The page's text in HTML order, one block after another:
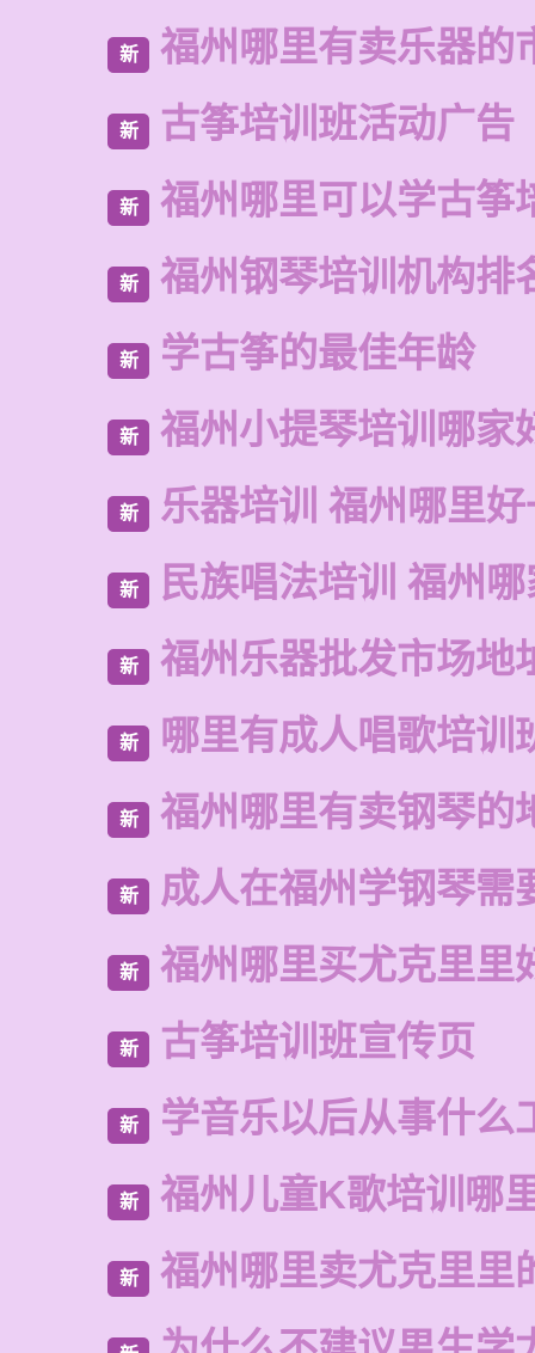
新 福州哪里有卖乐器的
新 古筝培训班活动广告
新 福州哪里可以学古筝
新 福州钢琴培训机构排
新 学古筝的最佳年龄
新 福州小提琴培训哪家
新 乐器培训 福州哪里
新 民族唱法培训 福州
新 福州乐器批发市场地
新 哪里有成人唱歌培训
新 福州哪里有卖钢琴的
新 成人在福州学钢琴需
新 福州哪里买尤克里里
新 古筝培训班宣传页
新 学音乐以后从事什么
新 福州儿童K歌培训哪
新 福州哪里卖尤克里里